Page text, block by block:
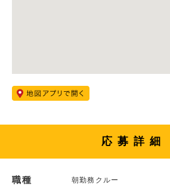
応募詳細
職種 朝勤務クルー